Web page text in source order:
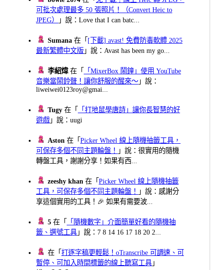
可批次處理最多 50 張照片！（Convert Heic to
JPEG）
」說：Love that I can batc...
Sumana 在「 [下載] avast! 免費防毒軟體 2025
最新繁體中文版 」說：Avast has been my go...
李紹煒在「
「MixerBox 鬧鐘」使用 YouTube
音樂當鬧鈴聲！讓你舒服的醒來～ 」說：
liweiwei0123roy@gmai...
Tugy 在「
「打地鼠學唐詩」讓你長智慧的好
遊戲 」說：uugi
Aston 在「Picker Wheel 線上隨機抽籤工具，
可保存多個不同主題輪盤！
」說：很實用的隨機
轉盤工具，謝謝分享！如果有西...
zeeshy khan 在「Picker Wheel 線上隨機抽籤
工具，可保存多個不同主題輪盤！
」說：感謝分
享這個實用的工具！🎉 如果有需要波...
5 在「
「隨機數字」介面簡單好看的隨機抽
籤、選號工具 」說：7 8 14 16 17 18 20 2...
在「打逐字稿更輕鬆！oTranscribe 可調速、可
暫停、可加入時間標籤的線上聽寫工具 」